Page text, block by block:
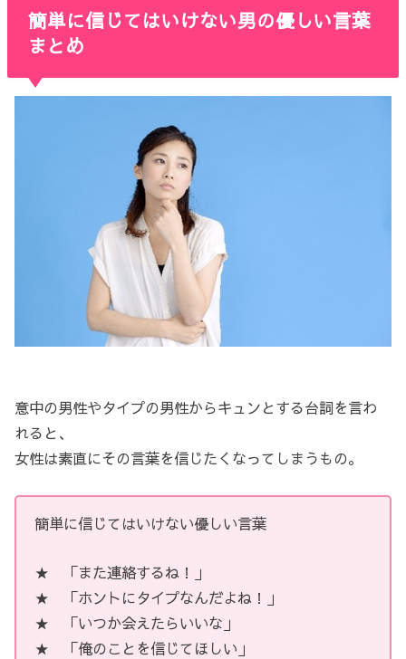
簡単に信じてはいけない男の優しい言葉
まとめ
意中の男性やタイプの男性からキュンとする台詞を言わ
れると、
女性は素直にその言葉を信じたくなってしまうもの。
簡単に信じてはいけない優しい言葉
★ 「また連絡するね！」
★ 「ホントにタイプなんだよね！」
★ 「いつか会えたらいいな」
★ 「俺のことを信じてほしい」